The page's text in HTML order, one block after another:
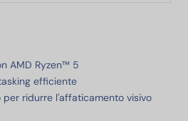
AMD Ryzen™ 5
efficiente
ridurre l'affaticamento visivo